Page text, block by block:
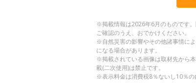
※掲載情報は2026年6月のものです
ご確認のうえ、おでかけください。
※自然災害の影響やその他諸事情に
になる場合があります。
※掲載されている画像は取材先から
載(二次使用)は禁止です。
※表示料金は消費税8％ないし10％の